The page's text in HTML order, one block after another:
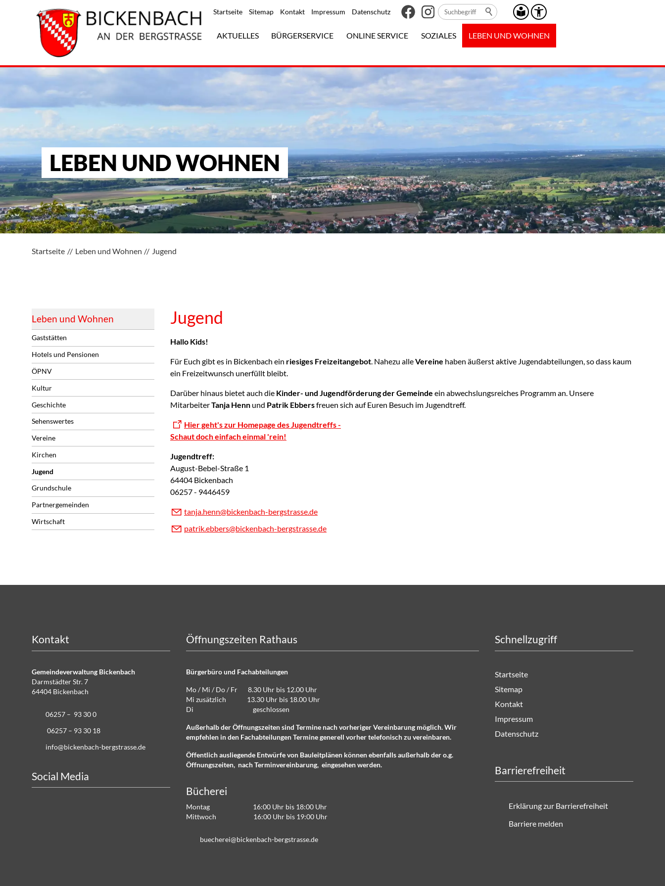
Startseite Sitemap Kontakt Impressum Datenschutz
AKTUELLES BÜRGERSERVICE ONLINE SERVICE SOZIALES LEBEN UND WOHNEN
LEBEN UND WOHNEN
Startseite Leben und Wohnen Jugend
Leben und Wohnen
Gaststätten
Hotels und Pensionen
ÖPNV
Kultur
Geschichte
Sehenswertes
Vereine
Kirchen
Jugend
Grundschule
Partnergemeinden
Wirtschaft
Jugend
Hallo Kids!
Für Euch gibt es in Bickenbach ein riesiges Freizeitangebot. Nahezu alleVereine haben äußerst aktive Jugendabteilungen, so dass kaum
ein Freizeitwunsch unerfüllt bleibt.
Darüber hinaus bietet auch die Kinder- und Jugendförderung der Gemeinde ein abwechslungsreiches Programm an. Unsere
MitarbeiterTanja Henn und Patrik Ebbersfreuen sich auf Euren Besuch im Jugendtreff.
Hier geht's zur Homepage des Jugendtreffs -
Schaut doch einfach einmal 'rein!
Jugendtreff:
August-Bebel-Straße 1
64404 Bickenbach
06257 - 9446459
t nj h nn b ck nb ch-b rgstr ss d
p tr k bb rs b ck nb ch-b rgstr ss d
Kontakt
Gemeindeverwaltung Bickenbach
Darmstädter Str. 7
64404 Bickenbach
06257 – 93 30 0
06257 – 93 30 18
info@bickenbach-bergstrasse.de
Social Media
Öffnungszeiten Rathaus
Bürgerbüro und Fachabteilungen
Mo / Mi / Do / Fr 8.30 Uhr bis 12.00 Uhr
Mi zusätzlich 13.30 Uhr bis 18.00 Uhr
Di geschlossen
Außerhalb der Öffnungszeiten sind Termine nach vorheriger Vereinbarung möglich. Wir
empfehlen in den Fachabteilungen Termine generell vorher telefonisch zu vereinbaren.
Öffentlich ausliegende Entwürfe von Bauleitplänen können ebenfalls außerhalb der o.g.
Öffnungszeiten, nach Terminvereinbarung, eingesehen werden.
Bücherei
Montag 16:00 Uhr bis 18:00 Uhr
Mittwoch 16:00 Uhr bis 19:00 Uhr
b ch r b ck nb ch-b rgstr ss d
Schnellzugriff
Startseite
Sitemap
Kontakt
Impressum
Datenschutz
Barrierefreiheit
Erklärung zur Barrierefreiheit
Barriere melden